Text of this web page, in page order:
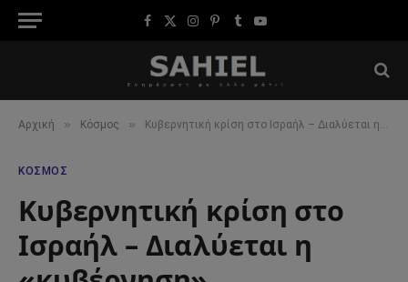
Facebook
X
Instagram
Pinterest
TumblrYouTube
Αρχική » Κόσμος » Κυβερνητική κρίση στο Ισραήλ – Διαλύεται η «κυβέρνηση»
ΚΌΣΜΟΣ
Κυβερνητική κρίση στο
Ισραήλ – Διαλύεται η